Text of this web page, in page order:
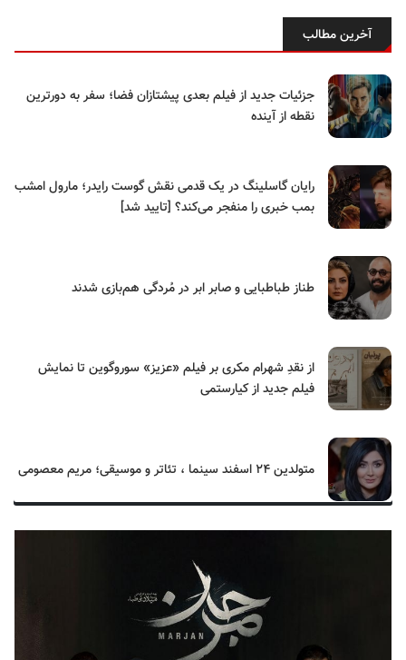
آخرین مطالب
جزئیات جدید از فیلم بعدی پیشتازان فضا؛ سفر به دورترین
نقطه از آینده
رایان گاسلینگ در یک قدمی نقش گوست رایدر؛ مارول امشب
بمب خبری را منفجر می‌کند؟ [تایید شد]
طناز طباطبایی و صابر ابر در مُردگی هم‌بازی شدند
از نقدِ شهرام مکری بر فیلم «عزیز» سوروگوین تا نمایش
فیلم جدید از کیارستمی
متولدین ۲۴ اسفند سینما ، تئاتر و موسیقی؛ مریم معصومی